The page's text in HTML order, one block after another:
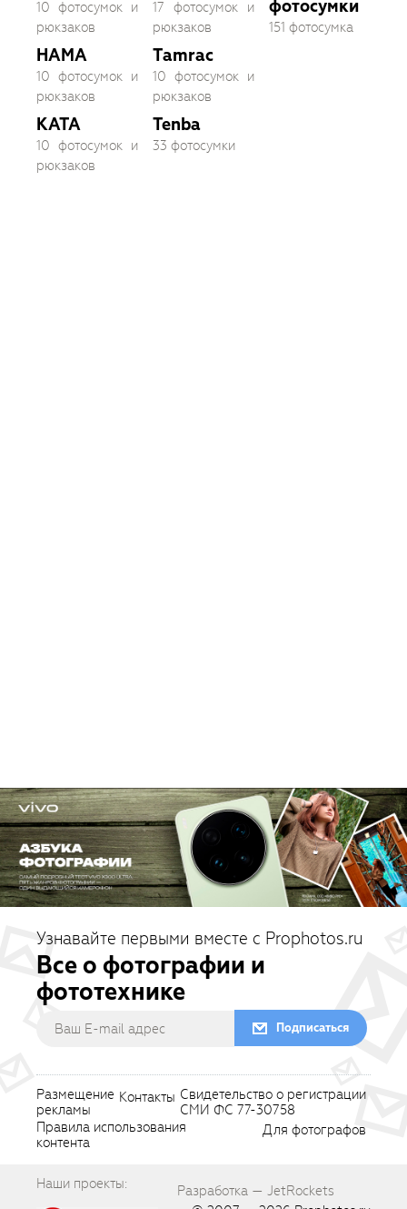
10 фотосумок и
рюкзаков
HAMA
10 фотосумок и
рюкзаков
KATA
10 фотосумок и
рюкзаков
17 фотосумок и
рюкзаков
Tamrac
10 фотосумок и
рюкзаков
Tenba
33 фотосумки
фотосумки
151 фотосумка
Узнавайте первыми вместе с Prophotos.ru
Все о фотографии и
фототехнике
Подписаться
Размещение
рекламы
Контакты Свидетельство о регистрации
СМИ ФС 77-30758
Правила использования
контента
Для фотографов
Наши проекты:
Разработка — JetRockets